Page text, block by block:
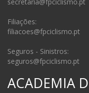
Filiações:
filiacoes@fpciclismo.pt
Seguros - Sinistros:
seguros@fpciclismo.pt
ACADEMIA